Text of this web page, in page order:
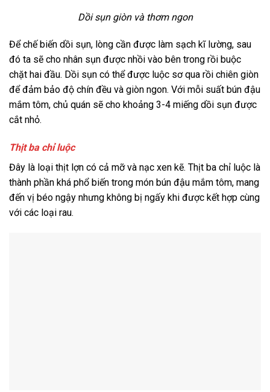
Dồi sụn giòn và thơm ngon
Để chế biến dồi sụn, lòng cần được làm sạch kĩ lường, sau
đó ta sẽ cho nhân sụn được nhồi vào bên trong rồi buộc
chặt hai đầu. Dồi sụn có thể được luộc sơ qua rồi chiên giòn
để đảm bảo độ chín đều và giòn ngon. Với mỗi suất bún đậu
mắm tôm, chủ quán sẽ cho khoảng 3-4 miếng dồi sụn được
cắt nhỏ.
Thịt ba chỉ luộc
Đây là loại thịt lợn có cả mỡ và nạc xen kẽ. Thịt ba chỉ luộc là
thành phần khá phổ biến trong món bún đậu mắm tôm, mang
đến vị béo ngậy nhưng không bị ngấy khi được kết hợp cùng
với các loại rau.